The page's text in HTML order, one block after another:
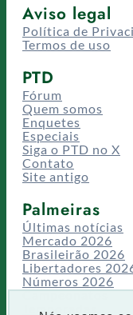
Aviso legal
Política de
Termos de uso
PTD
Fórum
Quem somos
Enquetes
Especiais
Siga o PTD no X
Contato
Site antigo
Palmeiras
Últimas notícias
Mercado 2026
Brasileirão 2026
Libertadores
Números 2026
Campeonatos